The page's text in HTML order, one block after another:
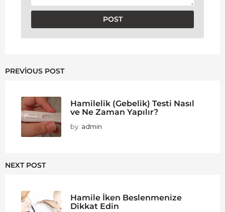
PREVIOUS POST
Hamilelik (Gebelik) Testi Nasıl
ve Ne Zaman Yapılır?
by admin
NEXT POST
Hamile İken Beslenmenize
Dikkat Edin